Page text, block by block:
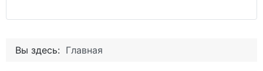
Вы здесь: Главная